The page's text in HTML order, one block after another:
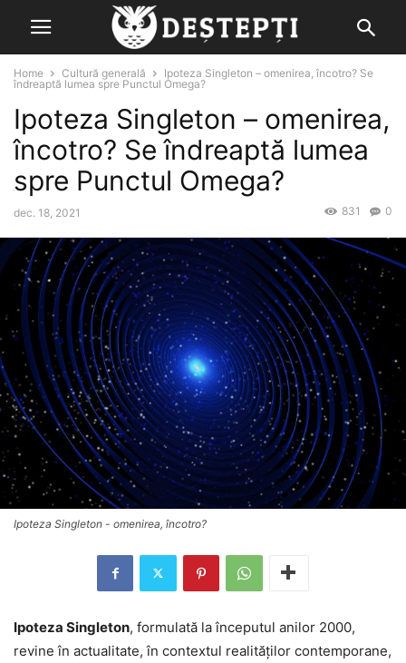
Home Cultură generală
Ipoteza Singleton – omenirea, încotro? Se
îndreaptă lumea spre Punctul Omega?
Ipoteza Singleton – omenirea,
încotro? Se îndreaptă lumea
spre Punctul Omega?
dec. 18, 2021 0
831
Ipoteza Singleton - omenirea, încotro?
Ipoteza Singleton, formulată la începutul anilor 2000,
revine în actualitate, în contextul realităţilor contemporane,